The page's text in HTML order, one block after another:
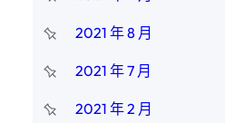
2021 年 8 月
2021 年 7 月
2021 年 2 月